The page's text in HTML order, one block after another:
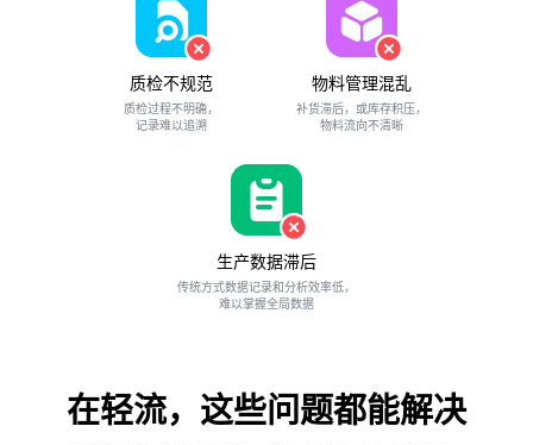
质检不规范
质检过程不明确，
记录难以追溯
物料管理混乱
补货滞后，或库存积压，
物料流向不清晰
生产数据滞后
传统方式数据记录和分析效率低，
难以掌握全局数据
在轻流，这些问题都能解决